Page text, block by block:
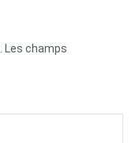
Les champs